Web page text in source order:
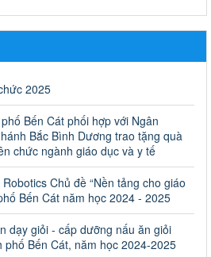
pháp luật năm 2025 của ngành
phố Bến Cát
pháp luật năm 2025 của ngành
hành chính bị bãi bỏ trong lĩnh
hệ giáo dục quốc dân và cơ sở
quyền giải quyết của Sở Giáo dục
dân cấp huyện
hành chính bị bãi bỏ trong lĩnh vực
dục quốc dân và cơ sở giáo dục
quyết của Sở Giáo dục và Đào tạo,
2025
Bến Cát phối hợp với Ngân
Bắc Bình Dương trao tặng quà
chức ngành giáo dục và y tế
Chủ đề “Nền tảng cho giáo
Bến Cát năm học 2024 - 2025
dạy giỏi - cấp dưỡng nấu ăn giỏi
Bến Cát, năm học 2024-2025